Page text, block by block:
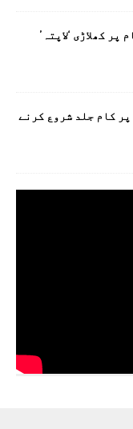
کھلاڑی ‘لاپتہ’
کام جلد شروع کرنے